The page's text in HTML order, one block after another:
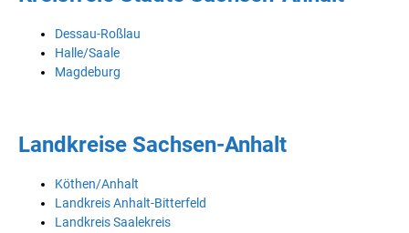
Dessau-Roßlau
Halle/Saale
Magdeburg
Landkreise Sachsen-Anhalt
Köthen/Anhalt
Landkreis Anhalt-Bitterfeld
Landkreis Saalekreis